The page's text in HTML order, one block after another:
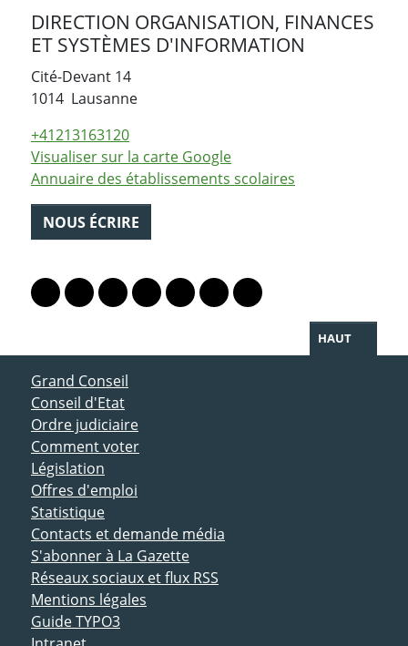
DIRECTION ORGANISATION, FINANCES
ET SYSTÈMES D'INFORMATION
Cité-Devant 14
1014 LausanneSuisse
+41213163120
Visualiser sur la carte Google
Annuaire des établissements scolaires
NOUS ÉCRIRE
Lien vers le profil Mastodon
Lien vers le profil Bluesky
Lien vers le profil Instagram
Lien vers le profil Linkedin
Lien vers le profil Facebook
Lien vers le profil Twitter
Partager par WhatsApp
HAUT
ACCÈS DIRECT
Grand Conseil
Conseil d'Etat
Ordre judiciaire
Comment voter
Législation
Offres d'emploi
Statistique
Contacts et demande média
S'abonner à La Gazette
Réseaux sociaux et flux RSS
Mentions légales
Guide TYPO3